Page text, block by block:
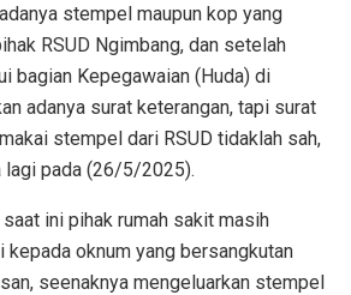
stempel maupun kop yang
RSUD Ngimbang, dan setelah
bagian Kepegawaian (Huda) di
adanya surat keterangan, tapi surat
stempel dari RSUD tidaklah sah,
lagi pada (26/5/2025).
ini pihak rumah sakit masih
oknum yang bersangkutan
seenaknya mengeluarkan stempel